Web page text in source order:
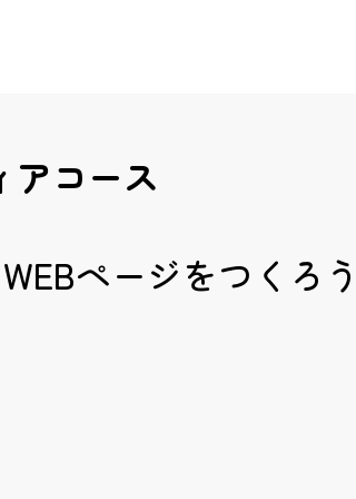
アコース
ページをつくろ